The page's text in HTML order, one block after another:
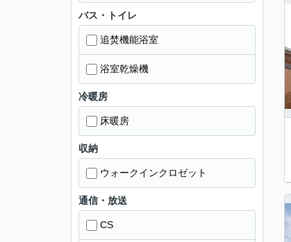
バス・トイレ
追焚機能浴室
浴室乾燥機
冷暖房
床暖房
収納
ウォークインクロゼット
通信・放送
CS